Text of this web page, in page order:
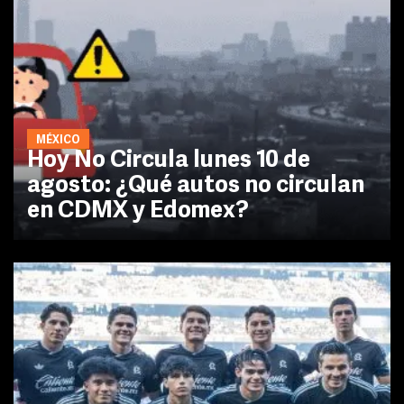
MÉXICO
Hoy No Circula lunes 10 de
agosto: ¿Qué autos no circulan
en CDMX y Edomex?